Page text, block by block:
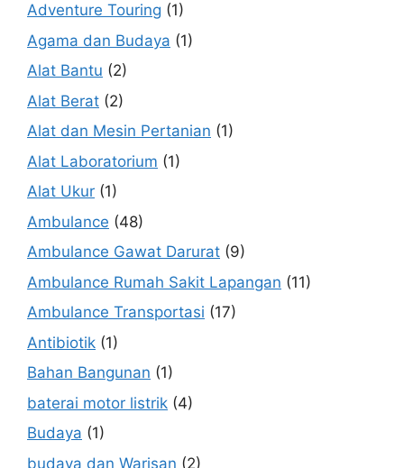
Adventure Touring (1)
Agama dan Budaya (1)
Alat Bantu (2)
Alat Berat (2)
Alat dan Mesin Pertanian (1)
Alat Laboratorium (1)
Alat Ukur (1)
Ambulance (48)
Ambulance Gawat Darurat (9)
Ambulance Rumah Sakit Lapangan (11)
Ambulance Transportasi (17)
Antibiotik (1)
Bahan Bangunan (1)
baterai motor listrik (4)
Budaya (1)
budaya dan Warisan (2)